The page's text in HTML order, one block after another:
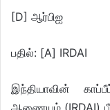
[D] ஆர்பிஐ
பதில்: [A] IRDAI
இந்தியாவின்
ஆணையம் (IRDAI)